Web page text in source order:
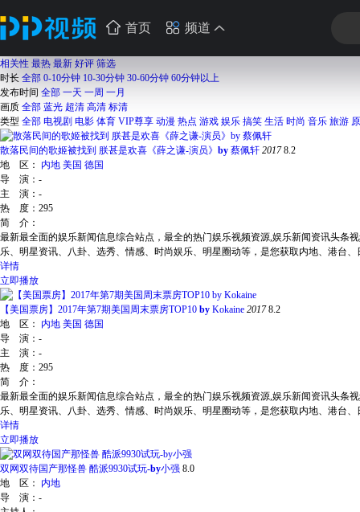
首页 频道
相关性 最热 最新 好评 筛选
时长 全部 0-10分钟 10-30分钟 30-60分钟 60分钟以上
发布时间 全部 一天 一周 一月
画质 全部 蓝光 超清 高清 标清
类型 全部 电视剧 电影 体育 VIP尊享 动漫 热点 游戏 娱乐 搞笑 生活 时尚 音乐 旅游
散落民间的歌姬被找到 朕甚是欢喜《薛之谦-演员》 by 蔡佩轩 20178.2
地 区：
内地 美国 德国
导 演： -
主 演： -
热 度： 295
简 介：
最新最全面的娱乐新闻信息综合站点，最全的热门娱乐视频资源,娱乐新闻资讯头条
乐、明星资讯、八卦、选秀、情感、时尚娱乐、明星圈动等，是您获取内地、港台
详情
立即播放
【美国票房】2017年第7期美国周末票房TOP10 by Kokaine 20178.2
地 区：
内地 美国 德国
导 演： -
主 演： -
热 度： 295
简 介：
最新最全面的娱乐新闻信息综合站点，最全的热门娱乐视频资源,娱乐新闻资讯头条
乐、明星资讯、八卦、选秀、情感、时尚娱乐、明星圈动等，是您获取内地、港台
详情
立即播放
双网双待国产那怪兽 酷派9930试玩-by小强 8.0
地 区：
内地
导 演： -